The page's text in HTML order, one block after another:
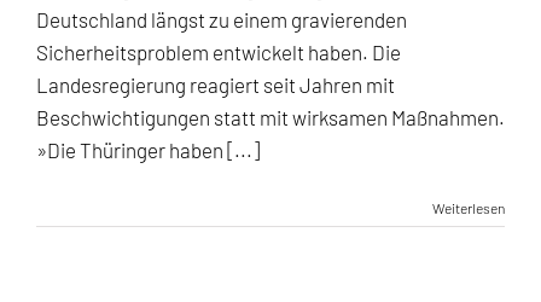
Deutschland längst zu einem gravierenden
Sicherheitsproblem entwickelt haben. Die
Landesregierung reagiert seit Jahren mit
Beschwichtigungen statt mit wirksamen Maßnahmen.
»Die Thüringer haben [...]
Weiterlesen